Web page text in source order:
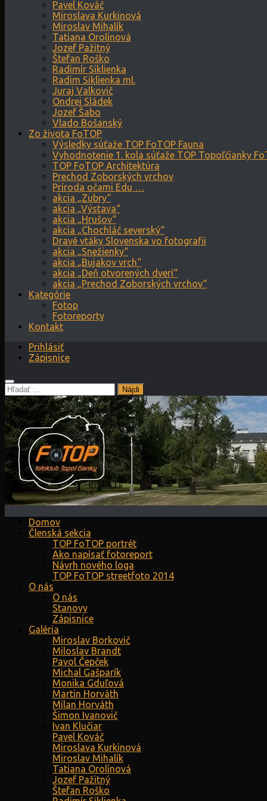
Pavel Kováč
Miroslava Kurkinová
Miroslav Mihalík
Tatiana Orolínová
Jozef Pažitný
Štefan Roško
Radimír Siklienka
Radim Siklienka ml.
Juraj Valkovič
Ondrej Sládek
Jozef Šabo
Vlado Bošanský
Zo života FoTOP
Výsledky súťaže TOP FoTOP Fauna
Vyhodnotenie 1. kola súťaže TOP Topoľčianky
TOP FoTOP Architektúra
Prechod Zoborských vrchov
Príroda očami Edu …
akcia „Zubry“
akcia „Výstava“
akcia „Hrušov“
akcia „Chochláč severský“
Dravé vtáky Slovenska vo fotografii
akcia „Snežienky“
akcia „Bujakov vrch“
akcia „Deň otvorených dverí“
akcia „Prechod Zoborských vrchov“
Kategórie
Fotop
Fotoreporty
Kontakt
Prihlásiť
Zápisnice
Hľadať:
Domov
Členská sekcia
TOP FoTOP portrét
Ako napísať fotoreport
Návrh nového loga
TOP FoTOP streetfoto 2014
O nás
O nás
Stanovy
Zápisnice
Galéria
Miroslav Borkovič
Miloslav Brandt
Pavol Čepček
Michal Gašparík
Monika Gduľová
Martin Horváth
Milan Horváth
Šimon Ivanovič
Ivan Klučiar
Pavel Kováč
Miroslava Kurkinová
Miroslav Mihalík
Tatiana Orolínová
Jozef Pažitný
Štefan Roško